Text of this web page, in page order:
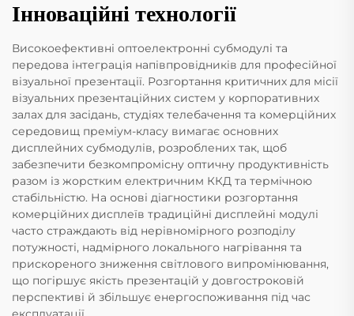
Інноваційні технології
Високоефективні оптоелектронні субмодулі та
передова інтеграція напівпровідників для професійної
візуальної презентації. Розгортання критичних для місії
візуальних презентаційних систем у корпоративних
залах для засідань, студіях телебачення та комерційних
середовищ преміум-класу вимагає основних
дисплейних субмодулів, розроблених так, щоб
забезпечити безкомпромісну оптичну продуктивність
разом із жорстким електричним ККД та термічною
стабільністю. На основі діагностики розгортання
комерційних дисплеїв традиційні дисплейні модулі
часто страждають від нерівномірного розподілу
потужності, надмірного локального нагрівання та
прискореного зниження світлового випромінювання,
що погіршує якість презентацій у довгостроковій
перспективі й збільшує енергоспоживання під час